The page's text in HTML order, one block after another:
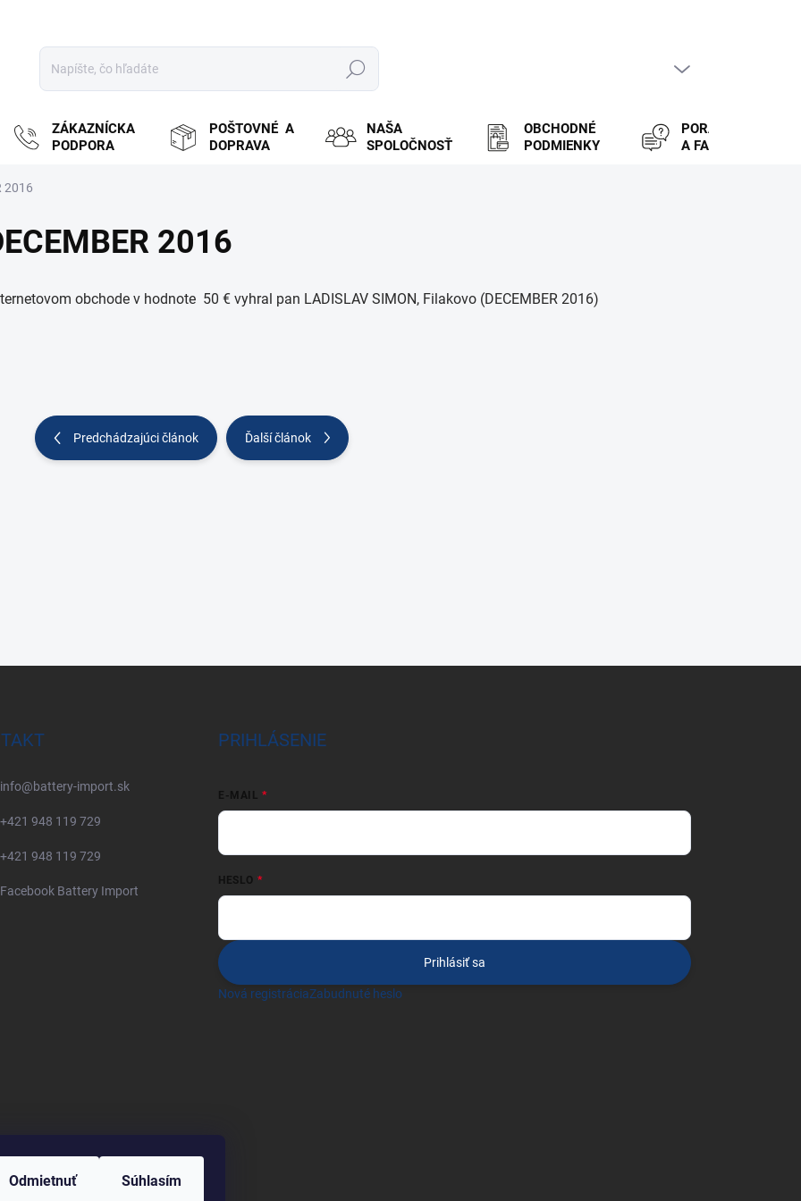
Odmietnuť Súhlasím
Hľadať
ZÁKAZNÍCKA
PODPORA
POŠTOVNÉ A
DOPRAVA
NAŠA
SPOLOČNOSŤ
OBCHODNÉ
PODMIENKY
PORADENSTVO
A FAQ
2016
2016
obchode v hodnote 50 € vyhral pan LADISLAV SIMON, Filakovo (DECEMBER 2016)
Predchádzajúci článok Ďalší článok
info@battery-import.sk
+421 948 119 729
+421 948 119 729
Facebook Battery Import
PRIHLÁSENIE
E-MAIL
HESLO
Prihlásiť sa
Nová registráciaZabudnuté heslo